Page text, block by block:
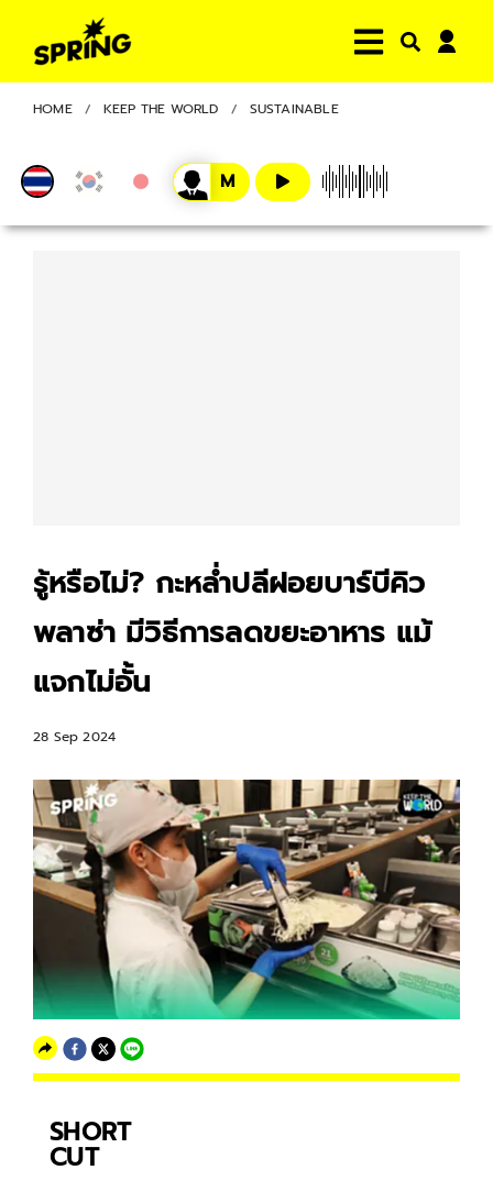
HOME KEEP THE WORLD SUSTAINABLE
รู้หรือไม่? กะหล่ำปลีฝอยบาร์บีคิว
พลาซ่า มีวิธีการลดขยะอาหาร แม้
แจกไม่อั้น
28 Sep 2024
SHORT
CUT